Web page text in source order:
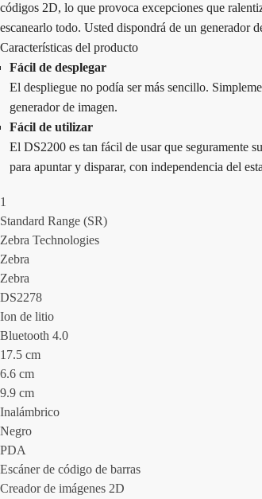
códigos 2D, lo que provoca excepciones que
escanearlo todo. Usted dispondrá de un generador
Características del producto
Fácil de desplegar
El despliegue no podía ser más sencillo.
generador de imagen.
Fácil de utilizar
El DS2200 es tan fácil de usar que seguramente
para apuntar y disparar, con independencia del
1
Standard Range (SR)
Zebra Technologies
Zebra
Zebra
DS2278
Ion de litio
Bluetooth 4.0
17.5 cm
6.6 cm
9.9 cm
Inalámbrico
Negro
PDA
Escáner de código de barras
Creador de imágenes 2D